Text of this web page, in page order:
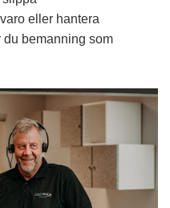
eller hantera
du bemanning som